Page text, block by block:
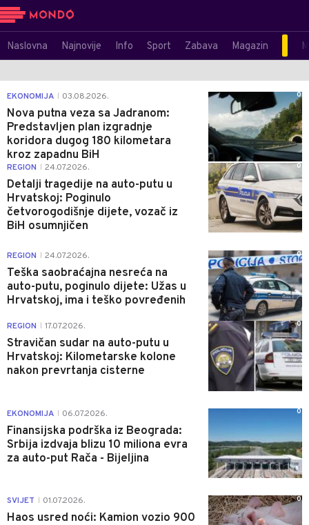
Naslovna Najnovije Info Sport Zabava Magazin
EKONOMIJA 03.08.2026.
Nova putna veza sa Jadranom:
Predstavljen plan izgradnje
koridora dugog 180 kilometara
kroz zapadnu BiH
0
REGION 24.07.2026.
Detalji tragedije na auto-putu u
Hrvatskoj: Poginulo
četvorogodišnje dijete, vozač iz
BiH osumnjičen
0
REGION 24.07.2026.
Teška saobraćajna nesreća na
auto-putu, poginulo dijete: Užas u
Hrvatskoj, ima i teško povređenih
0
REGION 17.07.2026.
Stravičan sudar na auto-putu u
Hrvatskoj: Kilometarske kolone
nakon prevrtanja cisterne
0
EKONOMIJA 06.07.2026.
Finansijska podrška iz Beograda:
Srbija izdvaja blizu 10 miliona evra
za auto-put Rača - Bijeljina
0
SVIJET 01.07.2026.
Haos usred noći: Kamion vozio 900
0